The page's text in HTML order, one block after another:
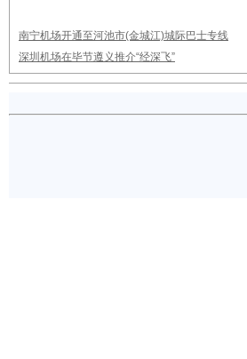
南宁机场开通至河池市(金城江)城际巴士专线
深圳机场在毕节遵义推介“经深飞”